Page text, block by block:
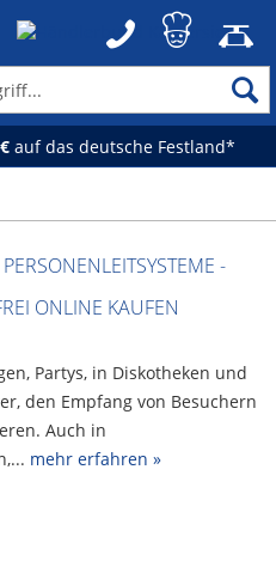
auf das deutsche Festland*
-
ONLINE KAUFEN
Partys, in Diskotheken und
den Empfang von Besuchern
Auch in
mehr erfahren »